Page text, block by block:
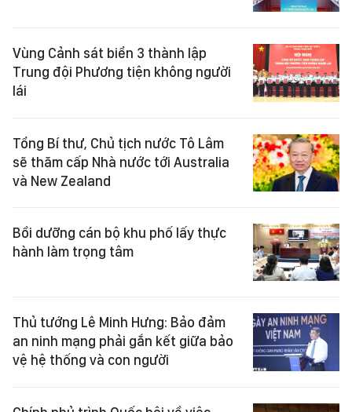
Vùng Cảnh sát biển 3 thành lập
Trung đội Phương tiện không người
lái
Tổng Bí thư, Chủ tịch nước Tô Lâm
sẽ thăm cấp Nhà nước tới Australia
và New Zealand
Bồi dưỡng cán bộ khu phố lấy thực
hành làm trọng tâm
Thủ tướng Lê Minh Hưng: Bảo đảm
an ninh mạng phải gắn kết giữa bảo
vệ hệ thống và con người